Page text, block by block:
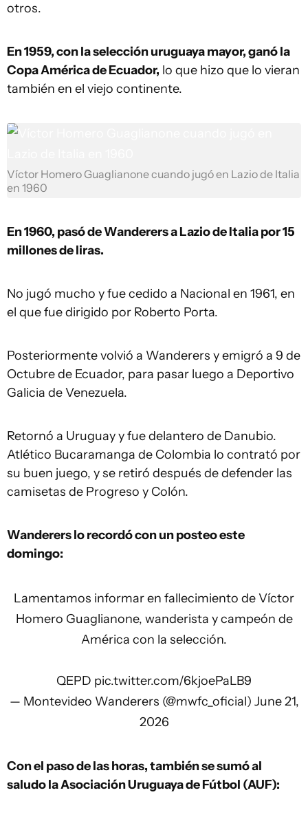
otros.
En 1959, con la selección uruguaya mayor, ganó la
Copa América de Ecuador, lo que hizo que lo vieran
también en el viejo continente.
Víctor Homero Guaglianone cuando jugó en Lazio de Italia
en 1960
En 1960, pasó de Wanderers a Lazio de Italia por 15
millones de liras.
No jugó mucho y fue cedido a Nacional en 1961, en
el que fue dirigido por Roberto Porta.
Posteriormente volvió a Wanderers y emigró a 9 de
Octubre de Ecuador, para pasar luego a Deportivo
Galicia de Venezuela.
Retornó a Uruguay y fue delantero de Danubio.
Atlético Bucaramanga de Colombia lo contrató por
su buen juego, y se retiró después de defender las
camisetas de Progreso y Colón.
Wanderers lo recordó con un posteo este
domingo:
Lamentamos informar en fallecimiento de Víctor
Homero Guaglianone, wanderista y campeón de
América con la selección.
QEPD pic.twitter.com/6kjoePaLB9
— Montevideo Wanderers (@mwfc_oficial) June 21,
2026
Con el paso de las horas, también se sumó al
saludo la Asociación Uruguaya de Fútbol (AUF):